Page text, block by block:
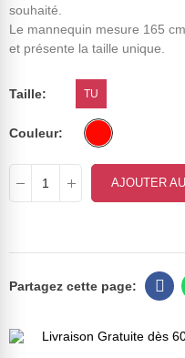
souhaité.
Le mannequin mesure 165
et présente la taille unique.
Taille TU
Couleur
AJOUTER
Livraison Gratuite dès